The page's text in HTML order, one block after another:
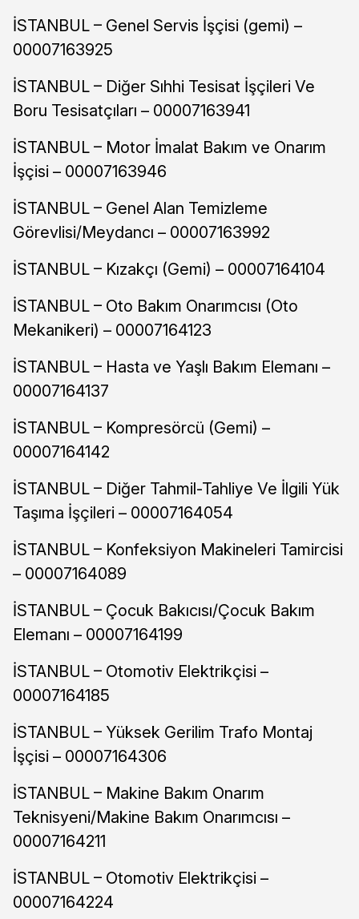
İSTANBUL – Genel Servis İşçisi (gemi) –
00007163925
İSTANBUL – Diğer Sıhhi Tesisat İşçileri Ve
Boru Tesisatçıları – 00007163941
İSTANBUL – Motor İmalat Bakım ve Onarım
İşçisi – 00007163946
İSTANBUL – Genel Alan Temizleme
Görevlisi/Meydancı – 00007163992
İSTANBUL – Kızakçı (Gemi) – 00007164104
İSTANBUL – Oto Bakım Onarımcısı (Oto
Mekanikeri) – 00007164123
İSTANBUL – Hasta ve Yaşlı Bakım Elemanı –
00007164137
İSTANBUL – Kompresörcü (Gemi) –
00007164142
İSTANBUL – Diğer Tahmil-Tahliye Ve İlgili Yük
Taşıma İşçileri – 00007164054
İSTANBUL – Konfeksiyon Makineleri Tamircisi
– 00007164089
İSTANBUL – Çocuk Bakıcısı/Çocuk Bakım
Elemanı – 00007164199
İSTANBUL – Otomotiv Elektrikçisi –
00007164185
İSTANBUL – Yüksek Gerilim Trafo Montaj
İşçisi – 00007164306
İSTANBUL – Makine Bakım Onarım
Teknisyeni/Makine Bakım Onarımcısı –
00007164211
İSTANBUL – Otomotiv Elektrikçisi –
00007164224